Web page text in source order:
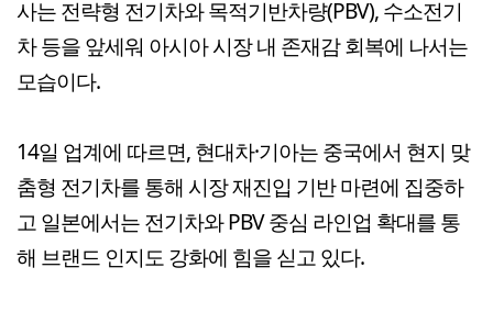
사는 전략형 전기차와 목적기반차량(PBV), 수소전기
차 등을 앞세워 아시아 시장 내 존재감 회복에 나서는
모습이다.
14일 업계에 따르면, 현대차·기아는 중국에서 현지 맞
춤형 전기차를 통해 시장 재진입 기반 마련에 집중하
고 일본에서는 전기차와 PBV 중심 라인업 확대를 통
해 브랜드 인지도 강화에 힘을 싣고 있다.